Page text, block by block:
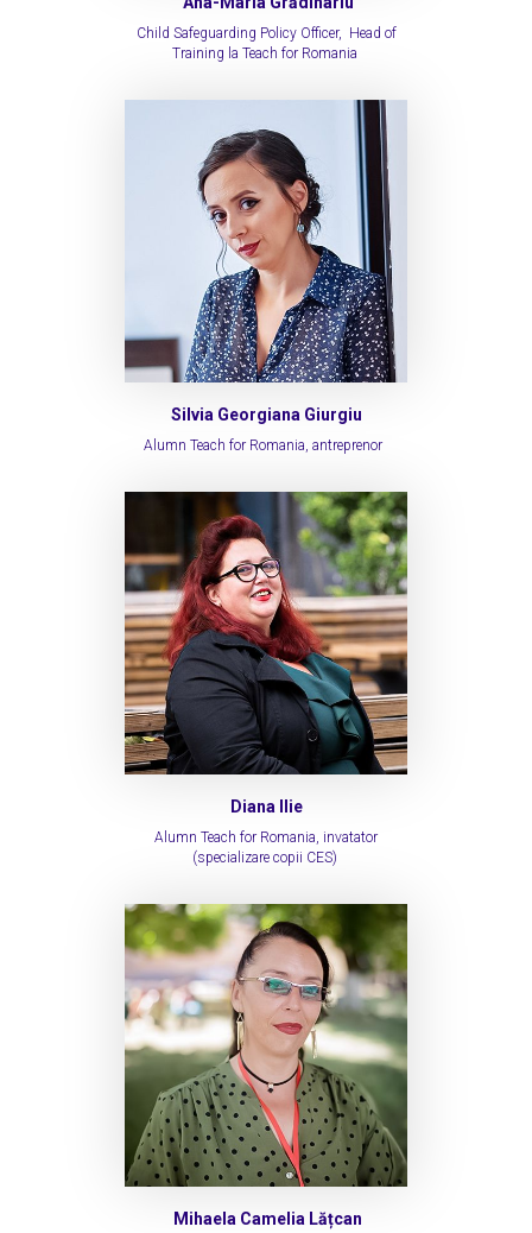
Child Safeguarding Policy Officer, Head of
Training la Teach for Romania
Silvia Georgiana Giurgiu
Alumn Teach for Romania, antreprenor
Diana Ilie
Alumn Teach for Romania, invatator
(specializare copii CES)
Mihaela Camelia Lățcan